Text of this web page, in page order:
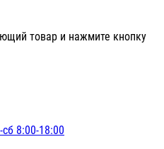
товар и нажмите кнопку
8:00-18:00